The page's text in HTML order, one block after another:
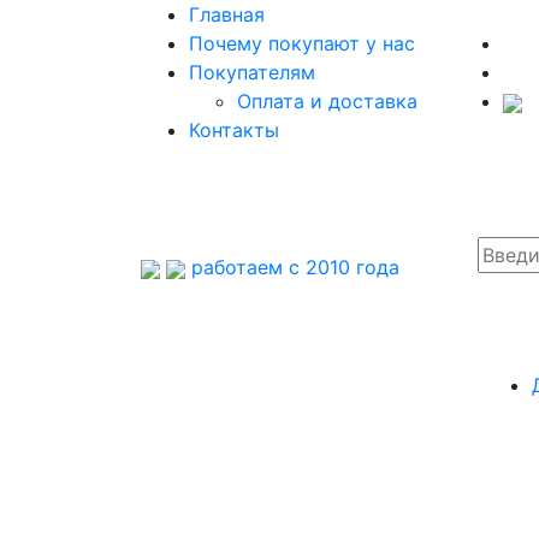
Главная
Почему покупают у нас
Покупателям
Оплата и доставка
Контакты
работаем с 2010 года